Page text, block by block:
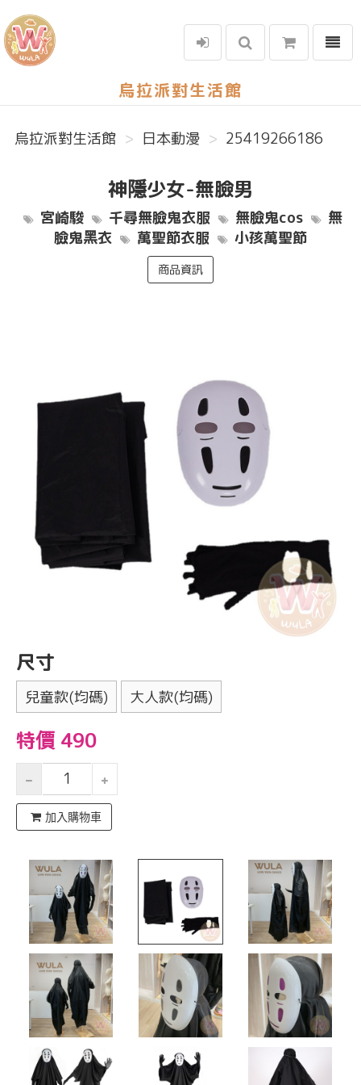
烏拉派對生活館
選單
烏拉派對生活館 日本動漫 25419266186
神隱少女-無臉男
宮崎駿 千尋無臉鬼衣服 無臉鬼cos
無
臉鬼黑衣
萬聖節衣服 小孩萬聖節
商品資訊
尺寸
兒童款(均碼) 大人款(均碼)
特價 490
加入購物車